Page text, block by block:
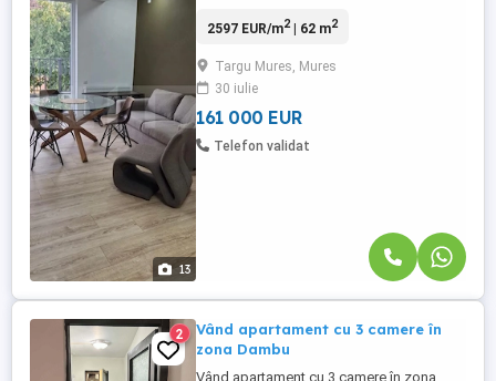
13
apartamente, amplasat într-o zonă
pentru cei care își doresc confort,
intimitate și acces rapid către toate
punctele de interes ale orașului.
2597 EUR/m2| 62 m2
Targu Mures, Mures
30 iulie
161 000 EUR
Telefon validat
2
Vând apartament cu 3 camere în
zona Dambu
Vând apartament cu 3 camere în zona